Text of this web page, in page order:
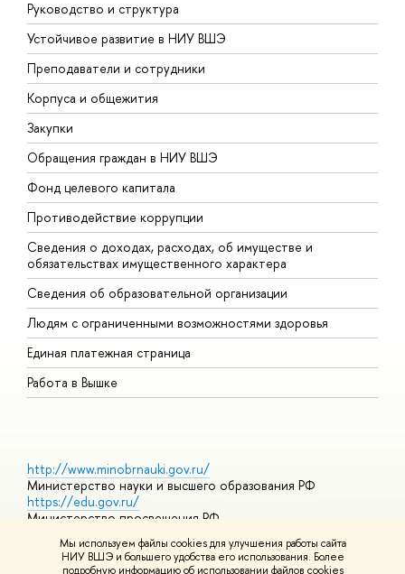
Мы используем файлы cookies для улучшения работы сайта
НИУ ВШЭ и большего удобства его использования. Более
подробную информацию об использовании файлов cookies
Руководство и структура
Устойчивое развитие в НИУ ВШЭ
Преподаватели и сотрудники
Корпуса и общежития
Закупки
Обращения граждан в НИУ ВШЭ
Фонд целевого капитала
Противодействие коррупции
Сведения о доходах, расходах, об имуществе и
обязательствах имущественного характера
Сведения об образовательной организации
Людям с ограниченными возможностями здоровья
Единая платежная страница
Работа в Вышке
http://www.minobrnauki.gov.ru/
Министерство науки и высшего образования РФ
https://edu.gov.ru/
Министерство просвещения РФ
Массовые открытые онлайн-курсы